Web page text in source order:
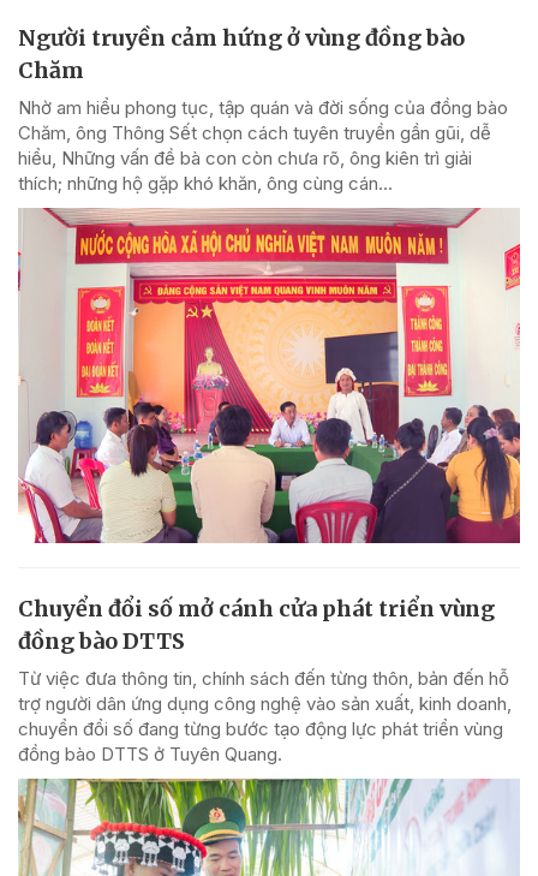
Người truyền cảm hứng ở vùng đồng bào
Chăm
Nhờ am hiểu phong tục, tập quán và đời sống của đồng bào
Chăm, ông Thông Sết chọn cách tuyên truyền gần gũi, dễ
hiểu, Những vấn đề bà con còn chưa rõ, ông kiên trì giải
thích; những hộ gặp khó khăn, ông cùng cán...
Chuyển đổi số mở cánh cửa phát triển vùng
đồng bào DTTS
Từ việc đưa thông tin, chính sách đến từng thôn, bản đến hỗ
trợ người dân ứng dụng công nghệ vào sản xuất, kinh doanh,
chuyển đổi số đang từng bước tạo động lực phát triển vùng
đồng bào DTTS ở Tuyên Quang.